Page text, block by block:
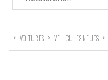
> VOITURES > VÉHICULES NEUFS >